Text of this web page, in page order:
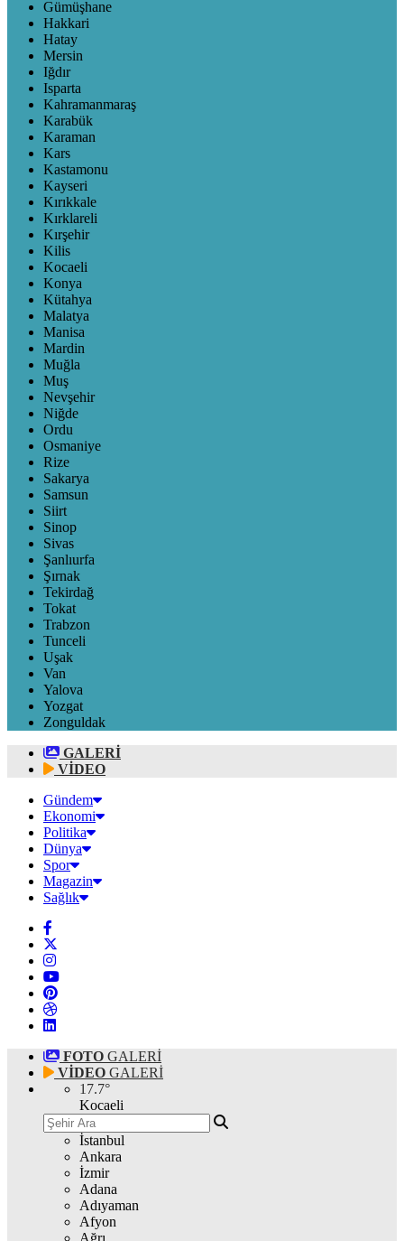
Gümüşhane
Hakkari
Hatay
Mersin
Iğdır
Isparta
Kahramanmaraş
Karabük
Karaman
Kars
Kastamonu
Kayseri
Kırıkkale
Kırklareli
Kırşehir
Kilis
Kocaeli
Konya
Kütahya
Malatya
Manisa
Mardin
Muğla
Muş
Nevşehir
Niğde
Ordu
Osmaniye
Rize
Sakarya
Samsun
Siirt
Sinop
Sivas
Şanlıurfa
Şırnak
Tekirdağ
Tokat
Trabzon
Tunceli
Uşak
Van
Yalova
Yozgat
Zonguldak
GALERİ
VİDEO
Gündem
Ekonomi
Politika
Dünya
Spor
Magazin
Sağlık
FOTO GALERİ
VİDEO GALERİ
17.7°
Kocaeli
İstanbul
Ankara
İzmir
Adana
Adıyaman
Afyon
Ağrı